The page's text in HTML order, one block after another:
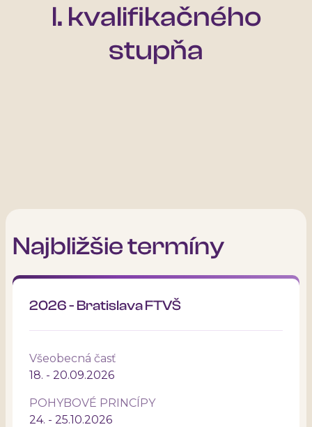
I. kvalifikačného
stupňa
Najbližšie termíny
2026 - Bratislava FTVŠ
Všeobecná časť
18. - 20.09.2026
POHYBOVÉ PRINCÍPY
24. - 25.10.2026